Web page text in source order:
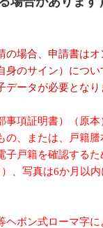
の場合、申請書はオ
身のサイン）につい
データが必要となり
事項証明書）（原本
、
または、戸籍
子戸籍を確認する
、 写真は6か月以
ヘボン式ローマ字